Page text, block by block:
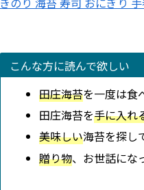
こんな方に読んで欲しい
田庄海苔を一度は食
田庄海苔を手に入れ
美味しい海苔を探し
贈り物、お世話にな